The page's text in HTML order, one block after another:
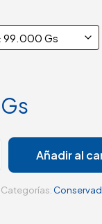
Gs
Añadir al
Categorías: